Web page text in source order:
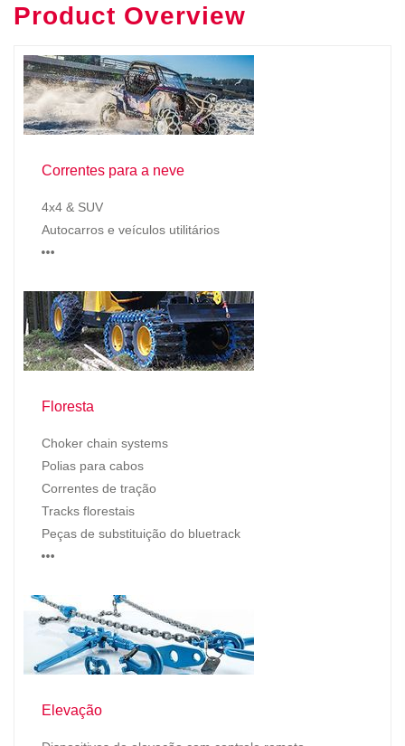
Product Overview
Correntes para a neve
4x4 & SUV
Autocarros e veículos utilitários
Floresta
Choker chain systems
Polias para cabos
Correntes de tração
Tracks florestais
Peças de substituição do bluetrack
Elevação